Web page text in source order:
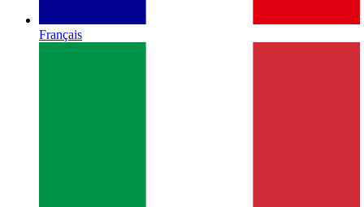
Français